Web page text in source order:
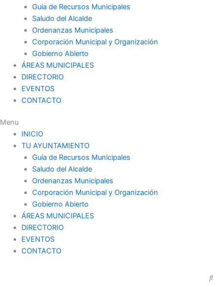
Guía de Recursos Municipales
Saludo del Alcalde
Ordenanzas Municipales
Corporación Municipal y Organización
Gobierno Abierto
ÁREAS MUNICIPALES
DIRECTORIO
EVENTOS
CONTACTO
Menu
INICIO
TU AYUNTAMIENTO
Guía de Recursos Municipales
Saludo del Alcalde
Ordenanzas Municipales
Corporación Municipal y Organización
Gobierno Abierto
ÁREAS MUNICIPALES
DIRECTORIO
EVENTOS
CONTACTO